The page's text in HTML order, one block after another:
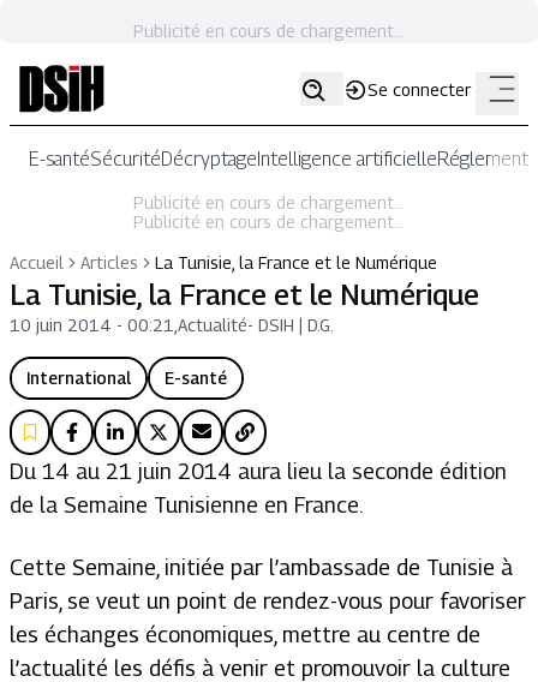
Publicité en cours de chargement...
Se connecter
E-santéSécuritéDécryptageIntelligence artificielle
Publicité en cours de chargement...
Publicité en cours de chargement...
Accueil
Articles La Tunisie, la France et le Numérique
La Tunisie, la France et le Numérique
10 juin 2014 - 00:21 Actualité- DSIH | D.G.
International E-santé
Du 14 au 21 juin 2014 aura lieu la seconde édition
de la Semaine Tunisienne en France.
Cette Semaine, initiée par l’ambassade de Tunisie à
Paris, se veut un point de rendez-vous pour favoriser
les échanges économiques, mettre au centre de
l’actualité les défis à venir et promouvoir la culture